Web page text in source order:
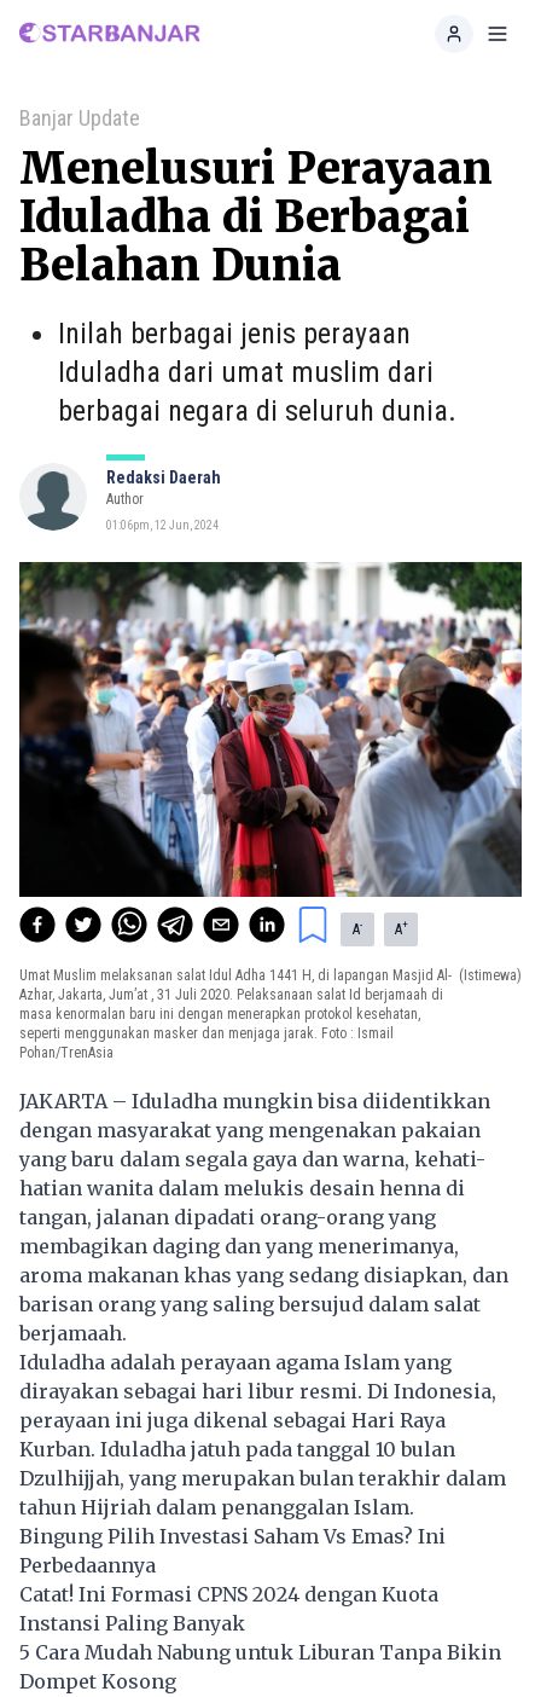
Home
Banjar Update
Menelusuri Perayaan
Iduladha di Berbagai
Belahan Dunia
Inilah berbagai jenis perayaan
Iduladha dari umat muslim dari
berbagai negara di seluruh dunia.
Redaksi Daerah
Author
01:06pm, 12 Jun, 2024
A- A+
Umat Muslim melaksanan salat Idul Adha 1441 H, di lapangan Masjid Al-
Azhar, Jakarta, Jum’at , 31 Juli 2020. Pelaksanaan salat Id berjamaah di
masa kenormalan baru ini dengan menerapkan protokol kesehatan,
seperti menggunakan masker dan menjaga jarak. Foto : Ismail
Pohan/TrenAsia
(Istimewa)
JAKARTA – Iduladha mungkin bisa diidentikkan
dengan masyarakat yang mengenakan pakaian
yang baru dalam segala gaya dan warna, kehati-
hatian wanita dalam melukis desain henna di
tangan, jalanan dipadati orang-orang yang
membagikan daging dan yang menerimanya,
aroma makanan khas yang sedang disiapkan, dan
barisan orang yang saling bersujud dalam salat
berjamaah.
Iduladha adalah perayaan agama Islam yang
dirayakan sebagai hari libur resmi. Di Indonesia,
perayaan ini juga dikenal sebagai Hari Raya
Kurban. Iduladha jatuh pada tanggal 10 bulan
Dzulhijjah, yang merupakan bulan terakhir dalam
tahun Hijriah dalam penanggalan Islam.
Bingung Pilih Investasi Saham Vs Emas? Ini
Perbedaannya
Catat! Ini Formasi CPNS 2024 dengan Kuota
Instansi Paling Banyak
5 Cara Mudah Nabung untuk Liburan Tanpa Bikin
Dompet Kosong